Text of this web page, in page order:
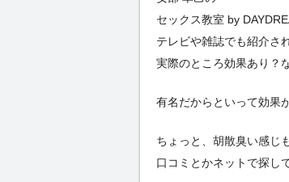
セックス教室 by
テレビや雑誌でも紹介さ
実際のところ効果あり？
有名だからといって効果
ちょっと、胡散臭い感じ
口コミとかネットで探し